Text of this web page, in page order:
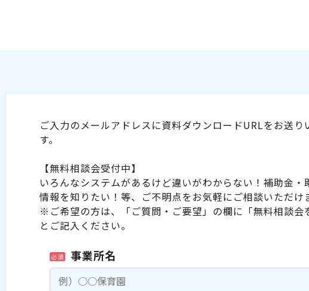
ご入力のメールアドレスに資料ダウンロードURLをお送り
す。
【無料相談会受付中】
いろんなシステムがあるけど違いがわからない！補助金・
情報を知りたい！等、ご不明点をお気軽にご相談いただけ
※ご希望の方は、「ご質問・ご要望」の欄に「無料相談会
とご記入ください。
必須 事業所名